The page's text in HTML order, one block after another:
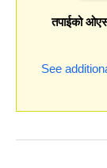
तपाईको
See